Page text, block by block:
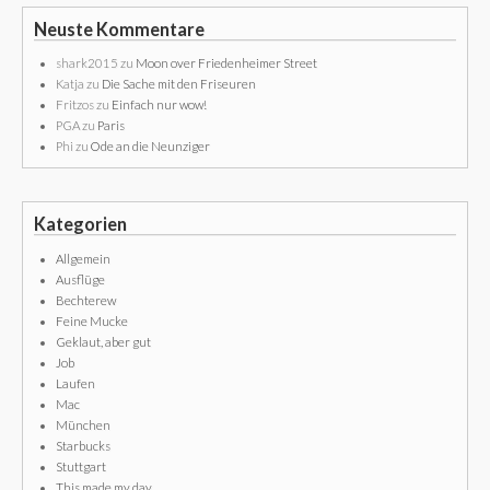
Neuste Kommentare
shark2015 zu Moon over Friedenheimer Street
Katja zu Die Sache mit den Friseuren
Fritzoszu Einfach nur wow!
PGAzu Paris
Phi zu Ode an die Neunziger
Kategorien
Allgemein
Ausflüge
Bechterew
Feine Mucke
Geklaut, aber gut
Job
Laufen
Mac
München
Starbucks
Stuttgart